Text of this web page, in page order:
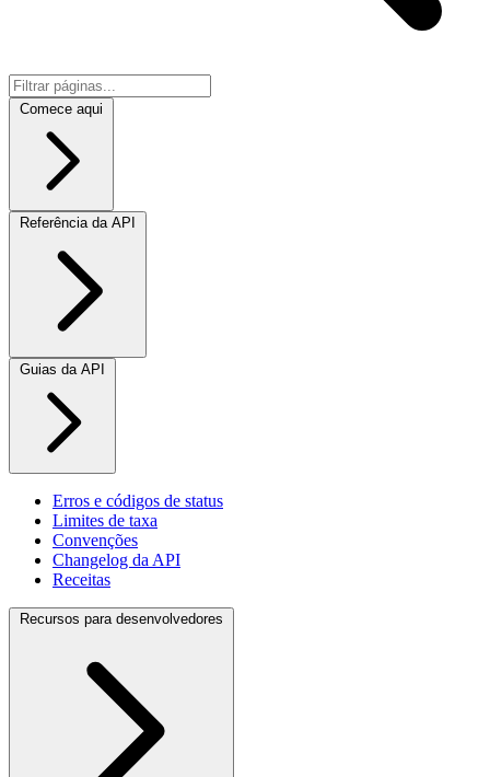
Comece aqui
Referência da API
Guias da API
Erros e códigos de status
Limites de taxa
Convenções
Changelog da API
Receitas
Recursos para desenvolvedores